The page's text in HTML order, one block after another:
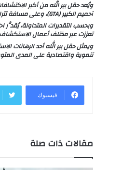
آحميم الكبير (GTA)، وعلى مسافة تتراوح بين 100 و125 كيلومترا من السواحل، في مياه عميقة جدا تصل إلى نحو 2800 متر.
تعززت عبر مختلف أعمال
ويمثل حقل بير الله أحد الرهانات
تنموية واقتصادية على المدى
فيسبوك
مقالات ذات صلة